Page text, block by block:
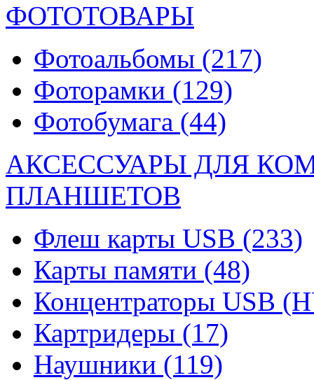
ФОТОТОВАРЫ
Фотоальбомы (217)
Фоторамки (129)
Фотобумага (44)
АКСЕССУАРЫ ДЛЯ
ПЛАНШЕТОВ
Флеш карты USB (233)
Карты памяти (48)
Концентраторы USB
Картридеры (17)
Наушники (119)